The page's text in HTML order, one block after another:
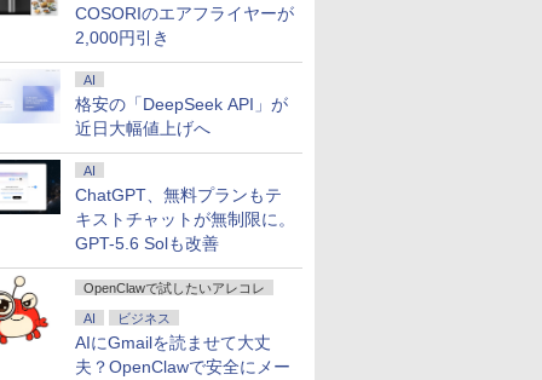
COSORIのエアフライヤーが
2,000円引き
AI
格安の「DeepSeek API」が
近日大幅値上げへ
AI
ChatGPT、無料プランもテ
キストチャットが無制限に。
GPT-5.6 Solも改善
OpenClawで試したいアレコレ
AI ビジネス
AIにGmailを読ませて大丈
夫？OpenClawで安全にメー